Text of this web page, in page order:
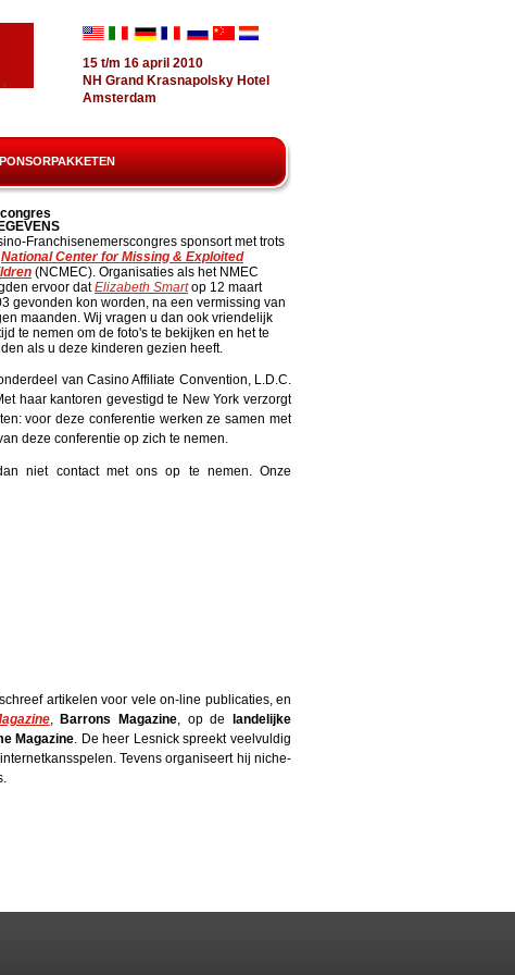
15 t/m 16 april 2010
NH Grand Krasnapolsky Hotel
Amsterdam
Franchisenemerscongres sponsort met trots
National Center for Missing & Exploited
(NCMEC). Organisaties als het NMEC
ervoor datElizabeth Smartop 12 maart
gevonden kon worden, na een vermissing van
maanden. Wij vragen u dan ook vriendelijk
te nemen om de foto's te bekijken en het te
als u deze kinderen gezien heeft.
van Casino Affiliate Convention, L.D.C.
haar kantoren gevestigd te New York verzorgt
voor deze conferentie werken ze samen met
deze conferentie op zich te nemen.
niet contact met ons op te nemen. Onze
artikelen voor vele on-line publicaties, en
, Barrons Magazine, op de
landelijke
Magazine. De heer Lesnick spreekt veelvuldig
Tevens organiseert hij niche-